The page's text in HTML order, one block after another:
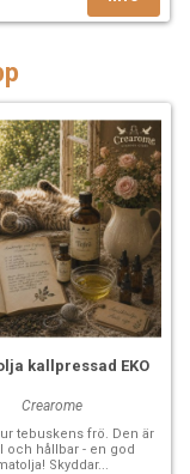
kallpressad EKO
Crearome
tebuskens frö. Den är
och hållbar - en god
Skyddar...